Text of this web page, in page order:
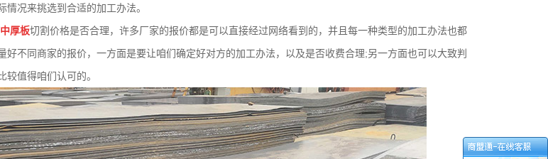
况来挑选到合适的加工办法。
厚板切割价格是否合理，许多厂家的报价都是可以直接经过网络看到的，并且每一种类型的加工办法也都
好不同商家的报价，一方面是要让咱们确定好对方的加工办法，以及是否收费合理;另一方面也可以大致判
值得咱们认可的。